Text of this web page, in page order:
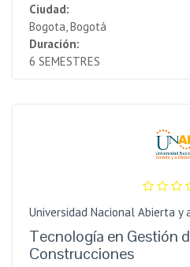
Ciudad:
Bogota, Bogotá
Duración:
6 SEMESTRES
Universidad Nacional Abierta y
Tecnología en Gestión
Construcciones